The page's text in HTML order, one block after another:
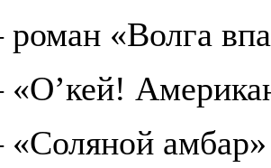
«Волга
«О’кей!
«Соляной амбар»